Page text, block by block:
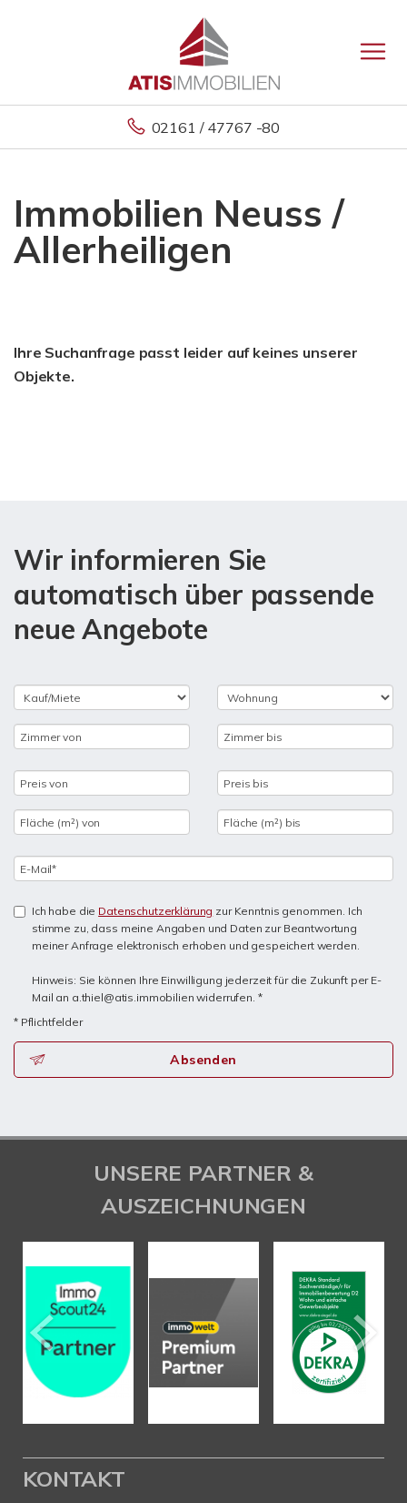
02161 / 47767 -80
Immobilien Neuss /
Allerheiligen
Ihre Suchanfrage passt leider auf keines unserer
Objekte.
Wir informieren Sie
automatisch über passende
neue Angebote
Ich habe die Datenschutzerklärung zur Kenntnis genommen. Ich
stimme zu, dass meine Angaben und Daten zur Beantwortung
meiner Anfrage elektronisch erhoben und gespeichert werden.
Hinweis: Sie können Ihre Einwilligung jederzeit für die Zukunft per E-
Mail an a.thiel@atis.immobilien widerrufen. *
* Pflichtfelder
Absenden
UNSERE PARTNER &
AUSZEICHNUNGEN
KONTAKT